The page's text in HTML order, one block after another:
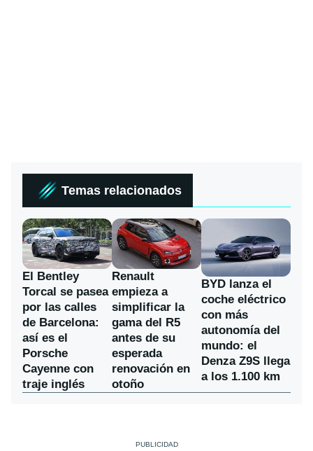
Temas relacionados
El Bentley
Torcal se pasea
por las calles
de Barcelona:
así es el
Porsche
Cayenne con
traje inglés
Renault
empieza a
simplificar la
gama del R5
antes de su
esperada
renovación en
otoño
BYD lanza el
coche eléctrico
con más
autonomía del
mundo: el
Denza Z9S llega
a los 1.100 km